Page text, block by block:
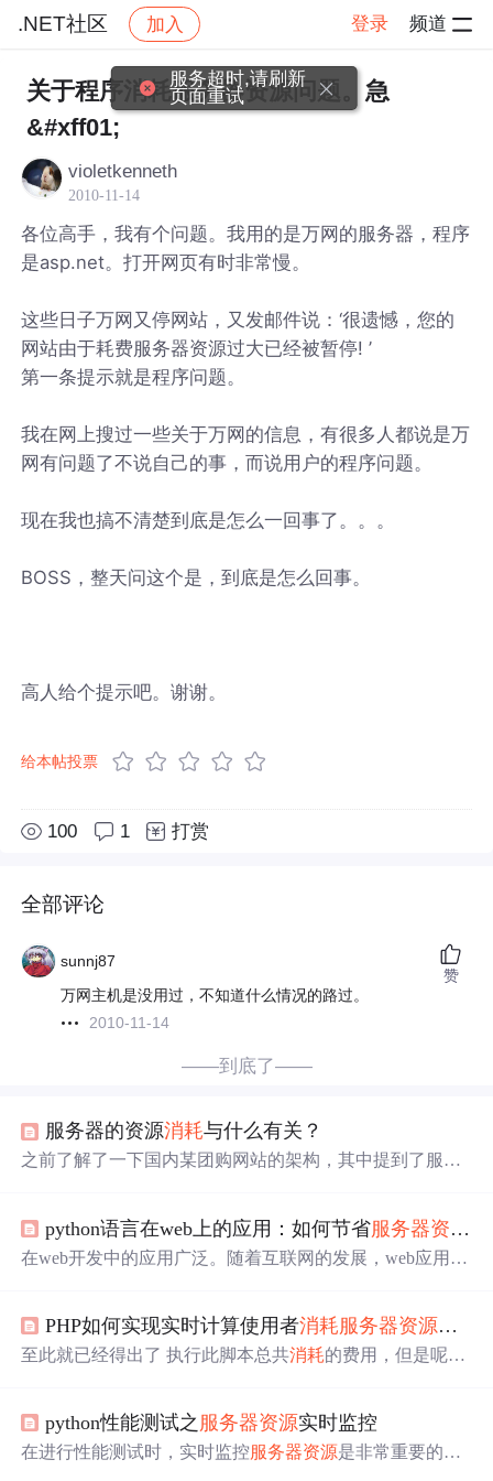
.NET社区 加入 登录 频道
社区 .NET社区 帖子详情
关于程序消耗服务器资源问题。急
&#xff01;
violetkenneth
2010-11-14
各位高手，我有个问题。我用的是万网的服务器，程序
是asp.net。打开网页有时非常慢。
这些日子万网又停网站，又发邮件说：‘很遗憾，您的
网站由于耗费服务器资源过大已经被暂停! ’
第一条提示就是程序问题。
我在网上搜过一些关于万网的信息，有很多人都说是万
网有问题了不说自己的事，而说用户的程序问题。
现在我也搞不清楚到底是怎么一回事了。。。
BOSS，整天问这个是，到底是怎么回事。
高人给个提示吧。谢谢。
给本帖投票
100 1 打赏
全部评论
sunnj87
万网主机是没用过，不知道什么情况的路过。
2010-11-14
赞
——到底了——
服务器的资源消耗与什么有关？
之前了解了一下国内某团购网站的架构，其中提到了服务
（或并发数） x 86400（秒）÷ 2 （分昼夜） 所以 PV 100
万 粗算来并发数只有 23 。 按照经验，剥离图片和js，css
python语言在web上的应用：如何节省服务器资源
在web开发中的应用广泛。随着互联网的发展，web应用越
如Django、Flask等，使开发人员能够快速搭建功能强大的
web应用。同时，Python还具有良好的可扩展性和灵活性，
码，提高开发效率。另外，Python还支持异步编程，可以
处理大量并发请求，节省服务器资源。
PHP如何实现实时计算使用者消耗服务器资源费用
至此就已经得出了 执行此脚本总共消耗的费用，但是呢这
方，就比如这个里面的硬盘计算，可能实际上已经有使用
很多了，但是这次脚本里没有使用在这个公式里费用就为0
python性能测试之 服务器资源实时监控
在进行性能测试时，实时监控服务器资源是非常重要的，
服务超时,请刷新
页面重试